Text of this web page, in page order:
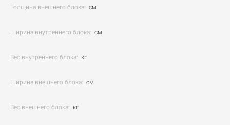
Толщина внешнего блока: см
Ширина внутреннего блока: см
Вес внутреннего блока: кг
Ширина внешнего блока: см
Вес внешнего блока: кг